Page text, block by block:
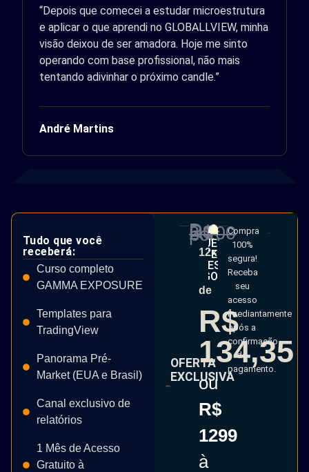
“Depois que comecei a estudar microestrutura
e aplicar o que aprendi no GLOBALLVIEW, minha
visão deixou de ser amadora. Hoje me sinto
operando com base profissional, não mais
tentando adivinhar o próximo candle.”
André Martins
Tudo que você
receberá:
Curso completo
GAMMA EXPOSURE
Templates para
TradingView
Panorama Pré-
Market (EUA e Brasil)
Canal exclusivo de
relatórios
1 Mês de Acesso
Gratuito à
OFERTA
EXCLUSIVA
De R$
2.200
por:
12x
de
R$
134,35
ou
R$
1299
à
QUERO
TER
ACESSO
AGORA
Compra
100%
segura!
Receba
seu
acesso
imediantamente
após a
confirmação
do
pagamento.